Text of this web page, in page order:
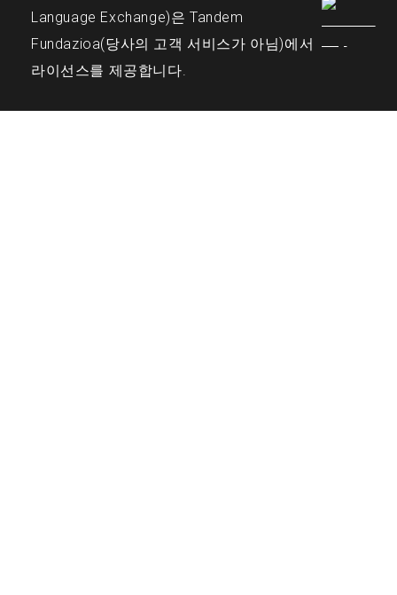
Language Exchange)은 Tandem
Fundazioa(당사의 고객 서비스가 아님)에서
라이선스를 제공합니다.